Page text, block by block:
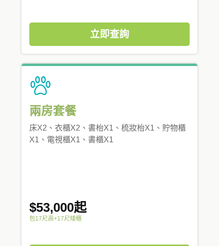
立即查詢
兩房套餐
床X2、衣櫃X2、書枱X1、梳妝枱X1、貯物櫃
X1、電視櫃X1、書櫃X1
$53,000起
包17尺高+17尺矮櫃